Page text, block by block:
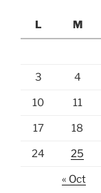
L
M
3 4
10 11
17 18
24 25
« Oct